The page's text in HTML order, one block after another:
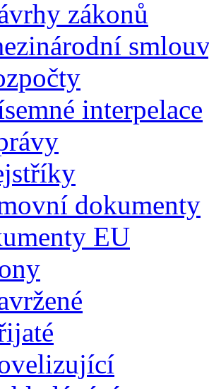
zákonů
interpelace
dokumenty
EU